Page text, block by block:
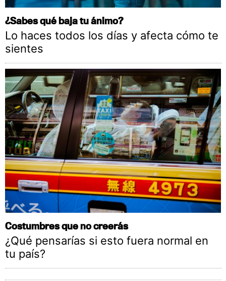
¿Sabes qué baja tu ánimo?
Lo haces todos los días y afecta cómo te
sientes
Costumbres que no creerás
¿Qué pensarías si esto fuera normal en
tu país?